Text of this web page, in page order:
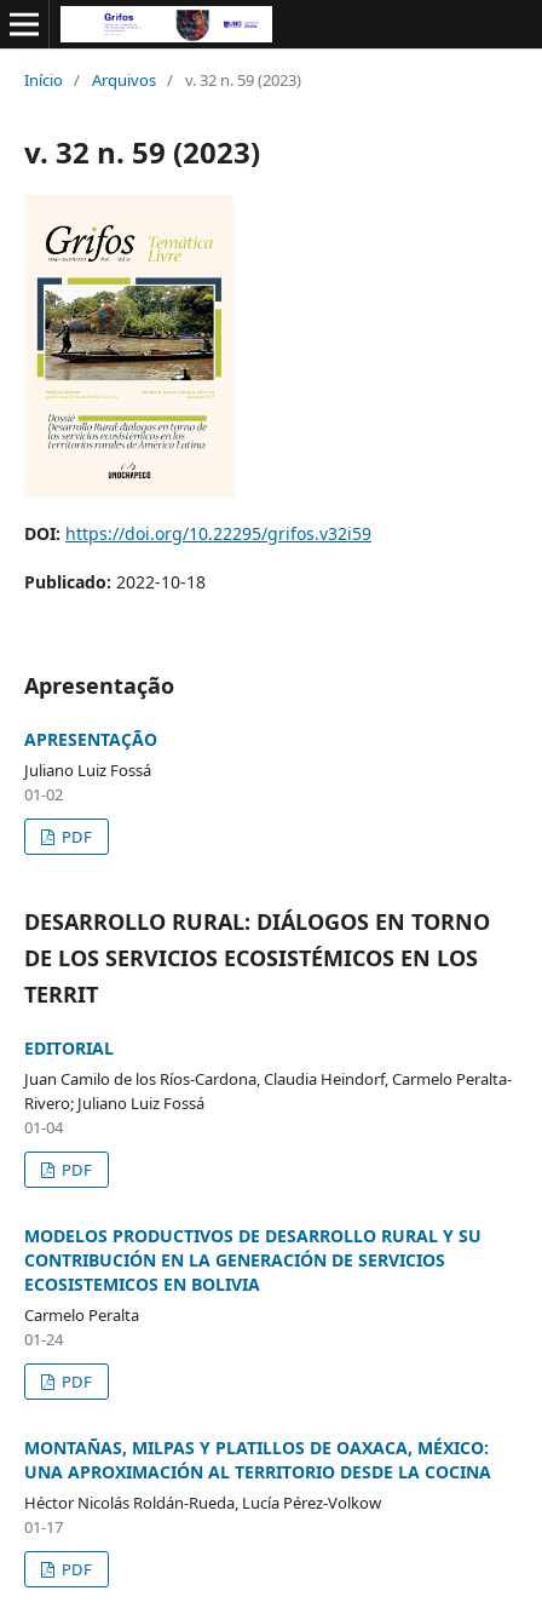
Início / Arquivos / v. 32 n. 59 (2023)
v. 32 n. 59 (2023)
DOI: https://doi.org/10.22295/grifos.v32i59
Publicado: 2022-10-18
Apresentação
APRESENTAÇÃO
Juliano Luiz Fossá
01-02
PDF
DESARROLLO RURAL: DIÁLOGOS EN TORNO
DE LOS SERVICIOS ECOSISTÉMICOS EN LOS
TERRIT
EDITORIAL
Juan Camilo de los Ríos-Cardona, Claudia Heindorf, Carmelo Peralta-
Rivero; Juliano Luiz Fossá
01-04
PDF
MODELOS PRODUCTIVOS DE DESARROLLO RURAL Y SU
CONTRIBUCIÓN EN LA GENERACIÓN DE SERVICIOS
ECOSISTEMICOS EN BOLIVIA
Carmelo Peralta
01-24
PDF
MONTAÑAS, MILPAS Y PLATILLOS DE OAXACA, MÉXICO:
UNA APROXIMACIÓN AL TERRITORIO DESDE LA COCINA
Héctor Nicolás Roldán-Rueda, Lucía Pérez-Volkow
01-17
PDF